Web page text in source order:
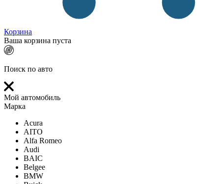
Корзина
Ваша корзина пуста
Поиск по авто
Мой автомобиль
Марка
Acura
AITO
Alfa Romeo
Audi
BAIC
Belgee
BMW